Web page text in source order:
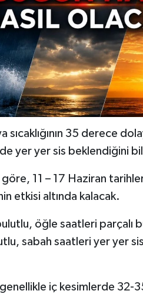
35 derece
yer yer sis beklendiğini
11 – 17 Haziran
etkisi altında kalacak.
öğle saatleri parçalı
sabah saatleri yer yer
genellikle iç kesimlerde